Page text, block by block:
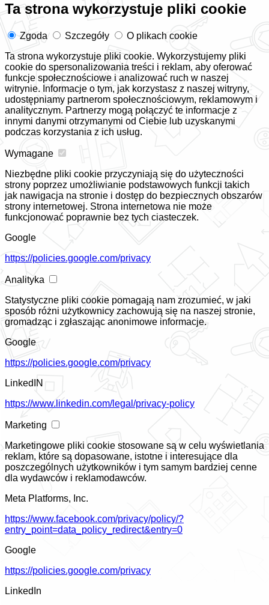
Ta strona wykorzystuje pliki cookie
Zgoda Szczegóły
O plikach cookie
Ta strona wykorzystuje pliki cookie. Wykorzystujemy pliki
cookie do spersonalizowania treści i reklam, aby oferować
funkcje społecznościowe i analizować ruch w naszej
witrynie. Informacje o tym, jak korzystasz z naszej witryny,
udostępniamy partnerom społecznościowym, reklamowym i
analitycznym. Partnerzy mogą połączyć te informacje z
innymi danymi otrzymanymi od Ciebie lub uzyskanymi
podczas korzystania z ich usług.
Wymagane
Niezbędne pliki cookie przyczyniają się do użyteczności
strony poprzez umożliwianie podstawowych funkcji takich
jak nawigacja na stronie i dostęp do bezpiecznych obszarów
strony internetowej. Strona internetowa nie może
funkcjonować poprawnie bez tych ciasteczek.
Google
https://policies.google.com/privacy
Analityka
Statystyczne pliki cookie pomagają nam zrozumieć, w jaki
sposób różni użytkownicy zachowują się na naszej stronie,
gromadząc i zgłaszając anonimowe informacje.
Google
https://policies.google.com/privacy
LinkedIN
https://www.linkedin.com/legal/privacy-policy
Marketing
Marketingowe pliki cookie stosowane są w celu wyświetlania
reklam, które są dopasowane, istotne i interesujące dla
poszczególnych użytkowników i tym samym bardziej cenne
dla wydawców i reklamodawców.
Meta Platforms, Inc.
https://www.facebook.com/privacy/policy/?
entry_point=data_policy_redirect&entry=0
Google
https://policies.google.com/privacy
LinkedIn